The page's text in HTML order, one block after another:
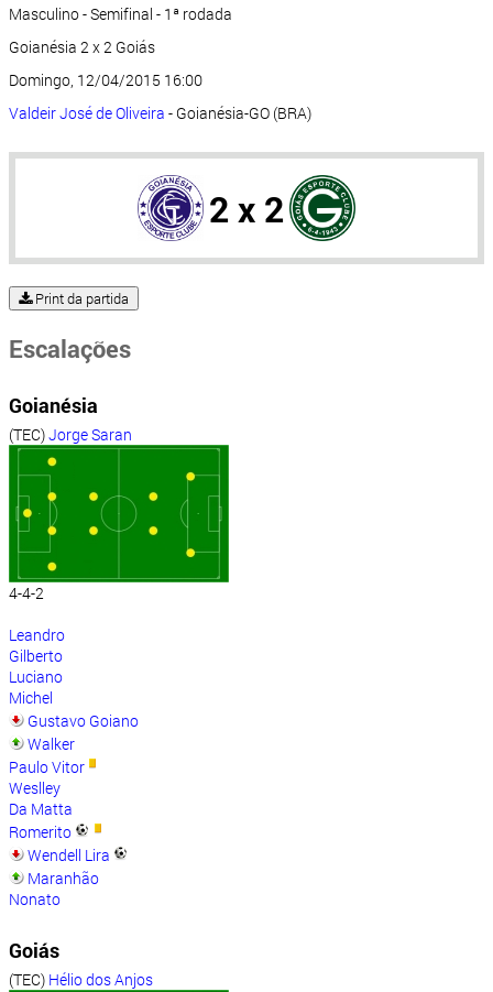
Masculino - Semifinal - 1ª rodada
Goianésia 2 x 2 Goiás
Domingo, 12/04/2015 16:00
Valdeir José de Oliveira - Goianésia-GO (BRA)
2 x 2
Print da partida
Escalações
Goianésia
(TEC)Jorge Saran
4-4-2
Leandro
Gilberto
Luciano
Michel
Gustavo Goiano
Walker
Paulo Vitor
Weslley
Da Matta
Romerito
Wendell Lira
Maranhão
Nonato
Goiás
(TEC) Hélio dos Anjos